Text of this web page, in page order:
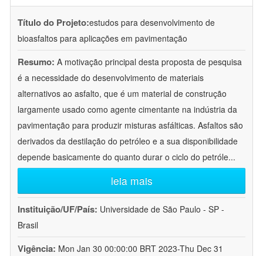
Título do Projeto:estudos para desenvolvimento de
bioasfaltos para aplicações em pavimentação
Resumo: A motivação principal desta proposta de pesquisa
é a necessidade do desenvolvimento de materiais
alternativos ao asfalto, que é um material de construção
largamente usado como agente cimentante na indústria da
pavimentação para produzir misturas asfálticas. Asfaltos são
derivados da destilação do petróleo e a sua disponibilidade
depende basicamente do quanto durar o ciclo do petróle...
leia mais
Instituição/UF/País: Universidade de São Paulo - SP -
Brasil
Vigência: Mon Jan 30 00:00:00 BRT 2023-Thu Dec 31